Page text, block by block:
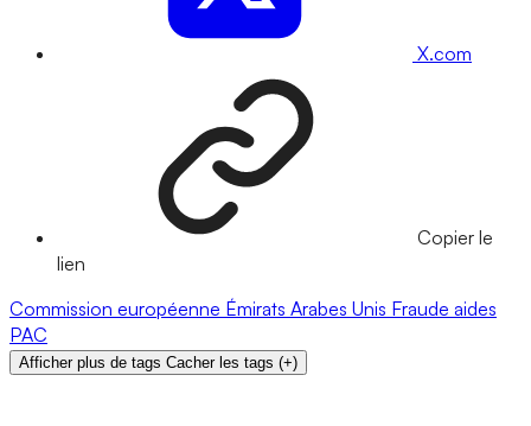
X.com
Copier le
lien
Commission européenne Émirats Arabes Unis Fraude aides
PAC
Afficher plus de tags Cacher les tags (+)